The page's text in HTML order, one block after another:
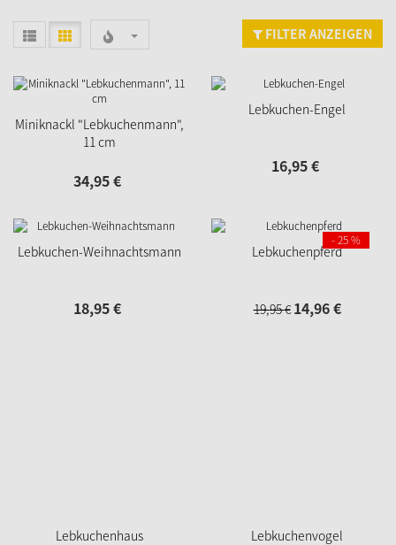
FILTER ANZEIGEN
Miniknackl "Lebkuchenmann",
11 cm
34,95€
Lebkuchen-Engel
16,95€
Lebkuchen-Weihnachtsmann
18,95€
Lebkuchenpferd
19,95€ 14,96€
- 25 %
Lebkuchenhaus Lebkuchenvogel